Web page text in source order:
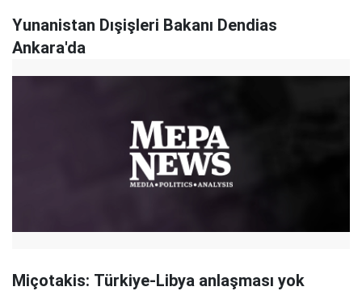
Yunanistan Dışişleri Bakanı Dendias
Ankara'da
Miçotakis: Türkiye-Libya anlaşması yok